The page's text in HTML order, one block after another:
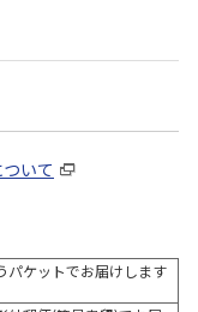
いて
パケットでお届けします